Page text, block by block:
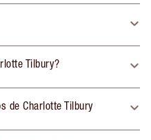
Tilbury?
de Charlotte Tilbury